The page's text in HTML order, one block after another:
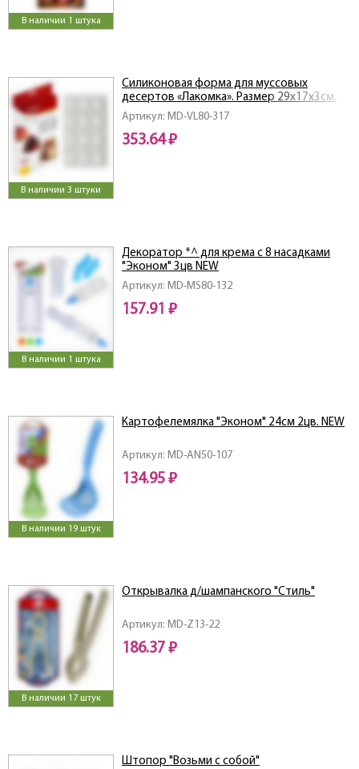
В наличии 1 штука
В наличии 3 штуки
Артикул: MD-VL80-317
Силиконовая форма для муссовых
десертов «Лакомка». Размер 29х17х3см.
353.64 ₽
В наличии 1 штука
Артикул: MD-MS80-132
Декоратор *^ для крема с 8 насадками
"Эконом" 3цв NEW
157.91 ₽
В наличии 19 штук
Артикул: MD-AN50-107
Картофелемялка "Эконом" 24см 2цв. NEW
134.95 ₽
В наличии 17 штук
Артикул: MD-Z13-22
Открывалка д/шампанского "Стиль"
186.37 ₽
Штопор "Возьми с собой"